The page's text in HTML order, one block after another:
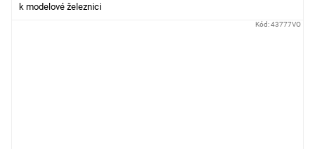
k modelové železnici
Kód:43777VO